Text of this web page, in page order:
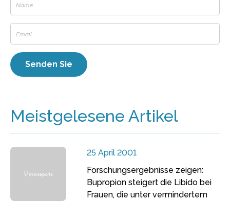
Meistgelesene Artikel
25 April 2001
Forschungsergebnisse zeigen:
Bupropion steigert die Libido bei
Frauen, die unter vermindertem